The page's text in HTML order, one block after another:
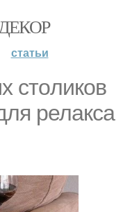
статьи
стoликoв
релакса